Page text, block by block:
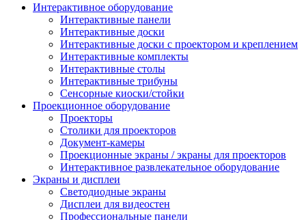
Интерактивное оборудование
Интерактивные панели
Интерактивные доски
Интерактивные доски с проектором и креплением
Интерактивные комплекты
Интерактивные столы
Интерактивные трибуны
Сенсорные киоски/стойки
Проекционное оборудование
Проекторы
Столики для проекторов
Документ-камеры
Проекционные экраны / экраны для проекторов
Интерактивное развлекательное оборудование
Экраны и дисплеи
Светодиодные экраны
Дисплеи для видеостен
Профессиональные панели